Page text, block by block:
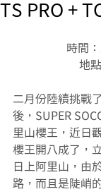
TS PRO +
時間
地
二月份陸續挑戰
後，SUPER
里山櫻王，近日
櫻王開八成了，
日上阿里山，由
路，而且是陡峭